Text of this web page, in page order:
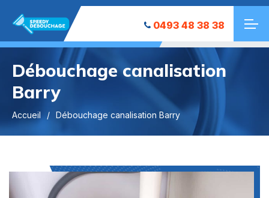
0493 48 38 38
Débouchage canalisation
Barry
Accueil Débouchage canalisation Barry